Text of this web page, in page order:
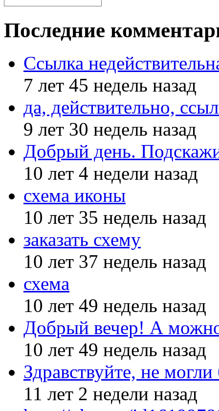
Последние
Ссылка
7 лет 45 недель назад
да, действительно,
9 лет 30 недель назад
Добрый день.
10 лет 4 недели назад
схема иконы
10 лет 35 недель назад
заказать схему
10 лет 37 недель назад
схема
10 лет 49 недель назад
Добрый вечер! А
10 лет 49 недель назад
Здравствуйте, не
11 лет 2 недели назад